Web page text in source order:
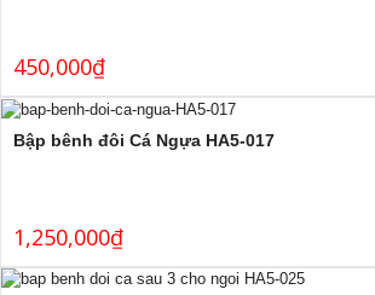
450,000₫
Bập bênh đôi Cá Ngựa HA5-017
1,250,000₫